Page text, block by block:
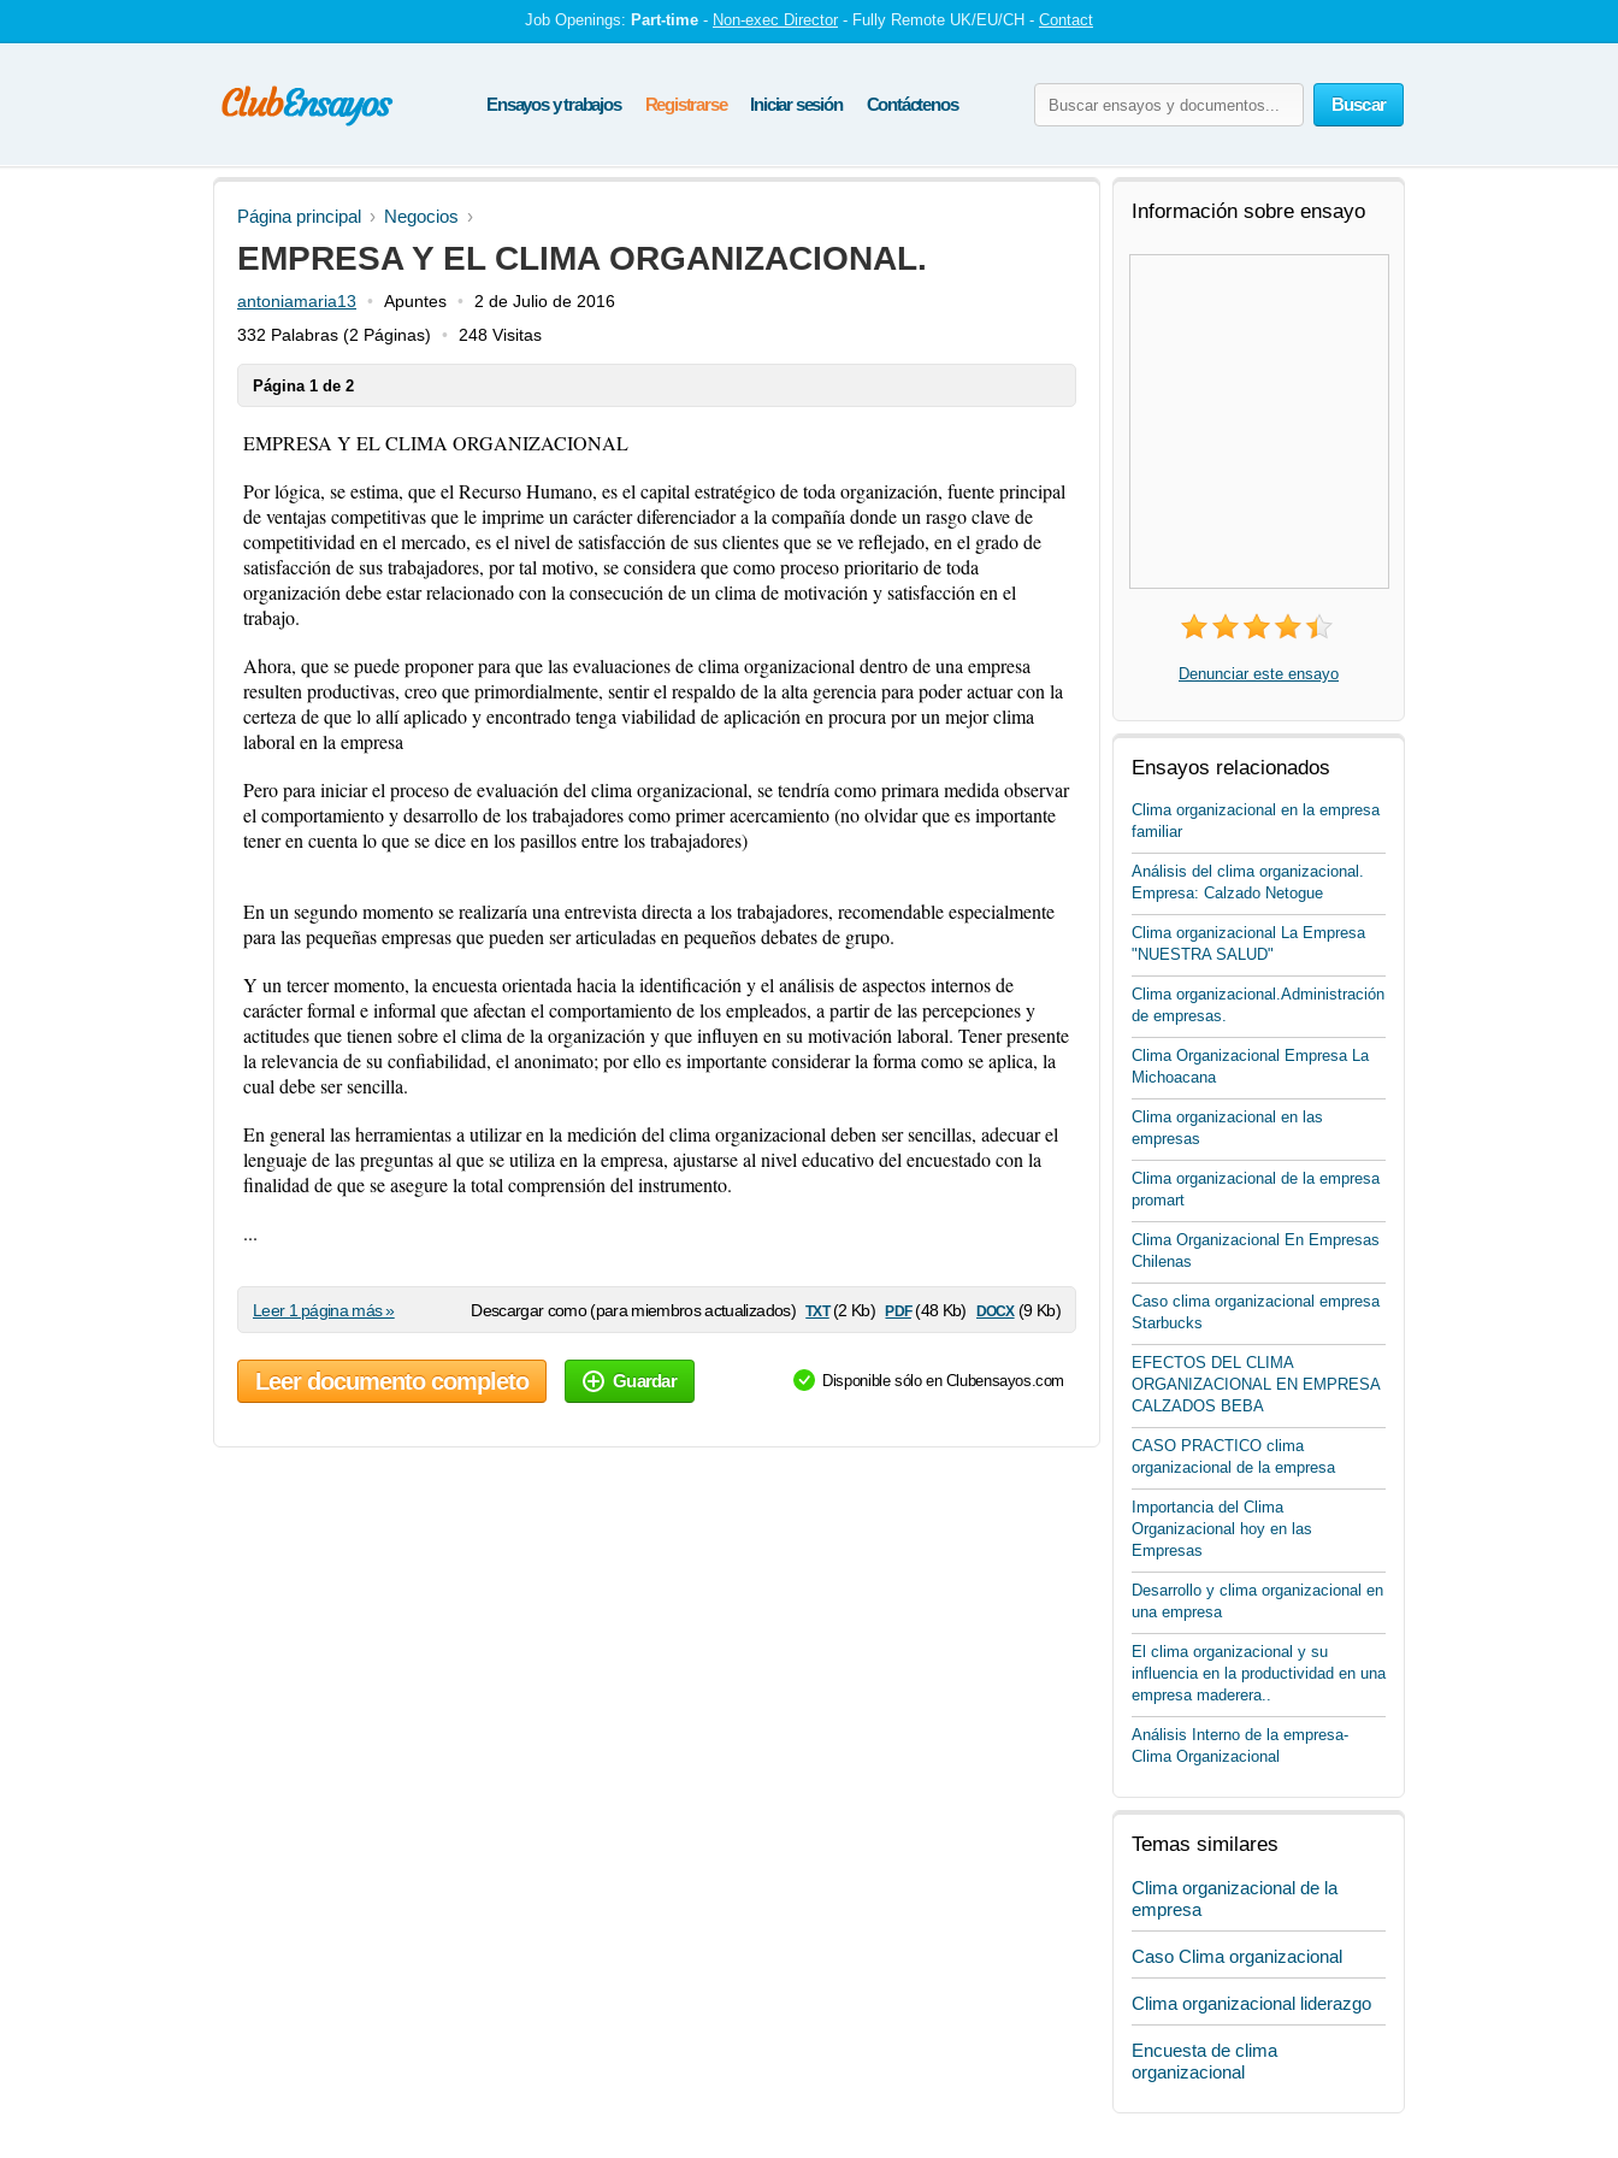
Job Openings: Part-time - Non-exec Director - Fully Remote UK/EU/CH - Contact
Buscar
Ensayos y trabajos Registrarse Iniciar sesión Contáctenos
Página principal Negocios
EMPRESA Y EL CLIMA ORGANIZACIONAL.
antoniamaria13 Apuntes
2 de Julio de 2016
332 Palabras (2 Páginas) 248 Visitas
Página 1 de 2
EMPRESA Y EL CLIMA ORGANIZACIONAL
Por lógica, se estima, que el Recurso Humano, es el capital estratégico de toda organización, fuente principal
de ventajas competitivas que le imprime un carácter diferenciador a la compañía donde un rasgo clave de
competitividad en el mercado, es el nivel de satisfacción de sus clientes que se ve reflejado, en el grado de
satisfacción de sus trabajadores, por tal motivo, se considera que como proceso prioritario de toda
organización debe estar relacionado con la consecución de un clima de motivación y satisfacción en el
trabajo.
Ahora, que se puede proponer para que las evaluaciones de clima organizacional dentro de una empresa
resulten productivas, creo que primordialmente, sentir el respaldo de la alta gerencia para poder actuar con la
certeza de que lo allí aplicado y encontrado tenga viabilidad de aplicación en procura por un mejor clima
laboral en la empresa
Pero para iniciar el proceso de evaluación del clima organizacional, se tendría como primara medida observar
el comportamiento y desarrollo de los trabajadores como primer acercamiento (no olvidar que es importante
tener en cuenta lo que se dice en los pasillos entre los trabajadores)
En un segundo momento se realizaría una entrevista directa a los trabajadores, recomendable especialmente
para las pequeñas empresas que pueden ser articuladas en pequeños debates de grupo.
Y un tercer momento, la encuesta orientada hacia la identificación y el análisis de aspectos internos de
carácter formal e informal que afectan el comportamiento de los empleados, a partir de las percepciones y
actitudes que tienen sobre el clima de la organización y que influyen en su motivación laboral. Tener presente
la relevancia de su confiabilidad, el anonimato; por ello es importante considerar la forma como se aplica, la
cual debe ser sencilla.
En general las herramientas a utilizar en la medición del clima organizacional deben ser sencillas, adecuar el
lenguaje de las preguntas al que se utiliza en la empresa, ajustarse al nivel educativo del encuestado con la
finalidad de que se asegure la total comprensión del instrumento.
...
Descargar como (para miembros actualizados) txt(2 Kb) pdf(48 Kb) docx(9 Kb)
Leer 1 página más »
Leer documento completo Guardar Disponible sólo en Clubensayos.com
Información sobre ensayo
Denunciar este ensayo
Ensayos relacionados
Clima organizacional en la empresa
familiar
Análisis del clima organizacional.
Empresa: Calzado Netogue
Clima organizacional La Empresa
"NUESTRA SALUD"
Clima organizacional.Administración
de empresas.
Clima Organizacional Empresa La
Michoacana
Clima organizacional en las
empresas
Clima organizacional de la empresa
promart
Clima Organizacional En Empresas
Chilenas
Caso clima organizacional empresa
Starbucks
EFECTOS DEL CLIMA
ORGANIZACIONAL EN EMPRESA
CALZADOS BEBA
CASO PRACTICO clima
organizacional de la empresa
Importancia del Clima
Organizacional hoy en las
Empresas
Desarrollo y clima organizacional en
una empresa
El clima organizacional y su
influencia en la productividad en una
empresa maderera..
Análisis Interno de la empresa-
Clima Organizacional
Temas similares
Clima organizacional de la
empresa
Caso Clima organizacional
Clima organizacional liderazgo
Encuesta de clima
organizacional